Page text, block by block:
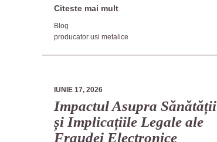
Citeste mai mult
Blog
producator usi metalice
IUNIE 17, 2026
Impactul Asupra Sănătății
și Implicațiile Legale ale
Fraudei Electronice